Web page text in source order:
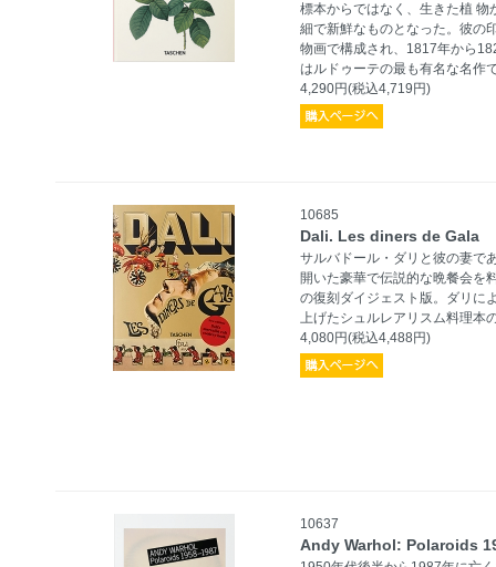
標本からではなく、生きた植
細で新鮮なものとなった。彼の
物画で構成され、1817年から
はルドゥーテの最も有名な名作
4,290円(税込4,719円)
10685
Dali. Les diners de Gala
サルバドール・ダリと彼の妻で
開いた豪華で伝説的な晩餐会を
の復刻ダイジェスト版。ダリに
上げたシュルレアリスム料理本
4,080円(税込4,488円)
10637
Andy Warhol: Polaroids